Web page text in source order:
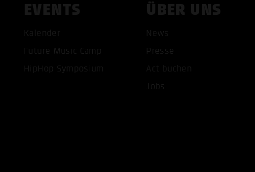
EVENTS
Kalender
Future Music Camp
HipHop Symposium
ÜBER UNS
News
Presse
Act buchen
Jobs